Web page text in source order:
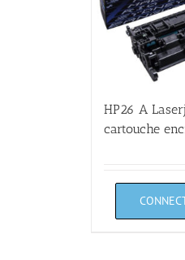
HP26 A
cartouche